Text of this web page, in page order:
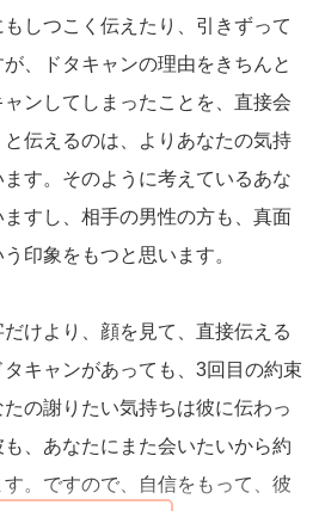
しつこく伝えたり、引きずって
、ドタキャンの理由をきちんと
ンしてしまったことを、直接会
伝えるのは、よりあなたの気持
す。そのように考えているあな
すし、相手の男性の方も、真面
印象をもつと思います。
けより、顔を見て、直接伝える
キャンがあっても、3回目の約束
の謝りたい気持ちは彼に伝わっ
、あなたにまた会いたいから約
。ですので、自信をもって、彼